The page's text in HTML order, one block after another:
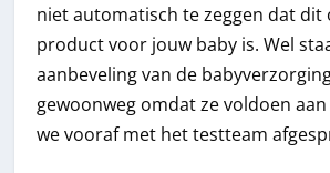
niet automatisch te zeggen dat dit
product voor jouw baby is. Wel
aanbeveling van de
gewoonweg omdat ze voldoen
we vooraf met het testteam